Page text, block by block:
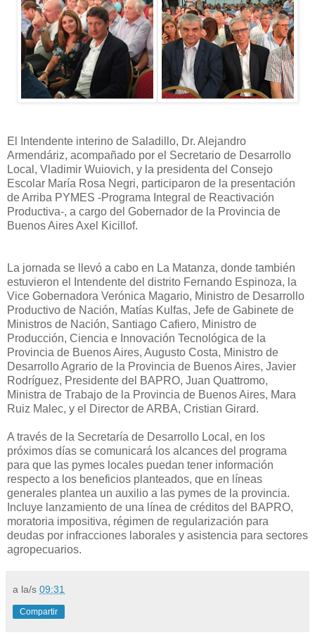
El Intendente interino de Saladillo, Dr. Alejandro
Armendáriz, acompañado por el Secretario de Desarrollo
Local, Vladimir Wuiovich, y la presidenta del Consejo
Escolar María Rosa Negri, participaron de la presentación
de Arriba PYMES -Programa Integral de Reactivación
Productiva-, a cargo del Gobernador de la Provincia de
Buenos Aires Axel Kicillof.
La jornada se llevó a cabo en La Matanza, donde también
estuvieron el Intendente del distrito Fernando Espinoza, la
Vice Gobernadora Verónica Magario, Ministro de Desarrollo
Productivo de Nación, Matías Kulfas, Jefe de Gabinete de
Ministros de Nación, Santiago Cafiero, Ministro de
Producción, Ciencia e Innovación Tecnológica de la
Provincia de Buenos Aires, Augusto Costa, Ministro de
Desarrollo Agrario de la Provincia de Buenos Aires, Javier
Rodríguez, Presidente del BAPRO, Juan Quattromo,
Ministra de Trabajo de la Provincia de Buenos Aires, Mara
Ruiz Malec, y el Director de ARBA, Cristian Girard.
A través de la Secretaría de Desarrollo Local, en los
próximos días se comunicará los alcances del programa
para que las pymes locales puedan tener información
respecto a los beneficios planteados, que en líneas
generales plantea un auxilio a las pymes de la provincia.
Incluye lanzamiento de una línea de créditos del BAPRO,
moratoria impositiva, régimen de regularización para
deudas por infracciones laborales y asistencia para sectores
agropecuarios.
a la/s 09:31
Compartir